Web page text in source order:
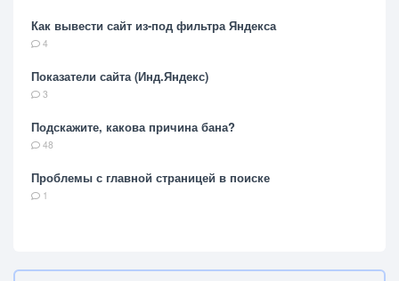
Как вывести сайт из-под фильтра Яндекса
4
Показатели сайта (Инд.Яндекс)
3
Подскажите, какова причина бана?
48
Проблемы с главной страницей в поиске
1